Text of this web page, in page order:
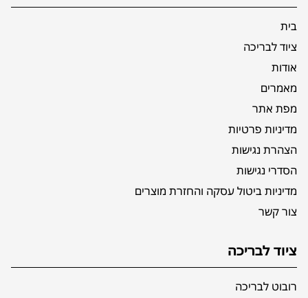
בית
ציוד לבריכה
אודות
מאמרים
מפת אתר
מדיניות פרטיות
הצהרת נגישות
הסדרי נגישות
מדיניות ביטול עסקה והחזרת מוצרים
צור קשר
ציוד לבריכה
רובוט לבריכה